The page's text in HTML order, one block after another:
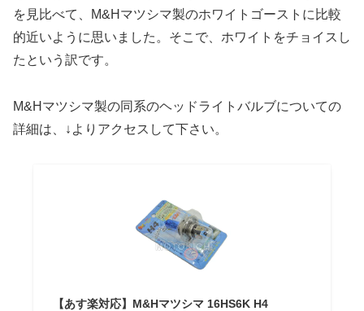
を見比べて、M&Hマツシマ製のホワイトゴーストに比較
的近いように思いました。そこで、ホワイトをチョイスし
たという訳です。
M&Hマツシマ製の同系のヘッドライトバルブについての
詳細は、↓よりアクセスして下さい。
【あす楽対応】M&Hマツシマ 16HS6K H4